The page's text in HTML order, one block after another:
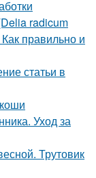
radicum
правильно и
статьи в
Уход за
Трутовик